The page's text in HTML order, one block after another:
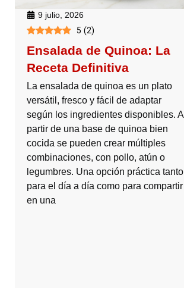
9 julio, 2026
5 (2)
Ensalada de Quinoa: La
Receta Definitiva
La ensalada de quinoa es un plato
versátil, fresco y fácil de adaptar
según los ingredientes disponibles. A
partir de una base de quinoa bien
cocida se pueden crear múltiples
combinaciones, con pollo, atún o
legumbres. Una opción práctica tanto
para el día a día como para compartir
en una